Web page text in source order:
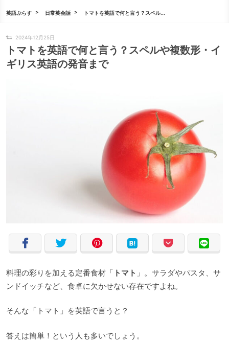
英語ぷらす 日常英会話 トマトを英語で何と言う？スペル...
2024年12月25日
トマトを英語で何と言う？スペルや複数形・イ
ギリス英語の発音まで
料理の彩りを加える定番食材「 トマト 」。サラダやパスタ、サ
ンドイッチなど、食卓に欠かせない存在ですよね。
そんな「トマト」を英語で言うと？
答えは簡単！という人も多いでしょう。